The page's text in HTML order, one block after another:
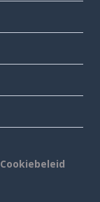
Cookiebeleid